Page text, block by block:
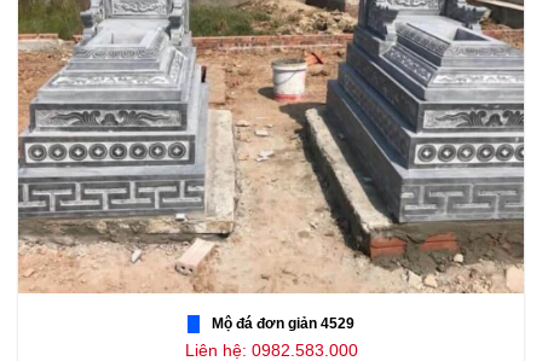
Mộ đá đơn giản 4529
Liên hệ: 0982.583.000